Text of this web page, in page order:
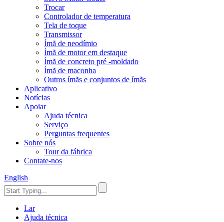
Trocar
Controlador de temperatura
Tela de toque
Transmissor
Ímã de neodímio
Ímã de motor em destaque
Ímã de concreto pré -moldado
Ímã de maconha
Outros ímãs e conjuntos de ímãs
Aplicativo
Notícias
Apoiar
Ajuda técnica
Serviço
Perguntas frequentes
Sobre nós
Tour da fábrica
Contate-nos
English
Lar
Ajuda técnica